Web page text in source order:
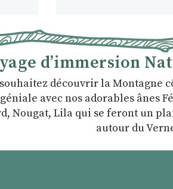
d’immersion
découvrir la Montagne
avec nos adorables ânes
Nougat, Lila qui se feront un
autour du